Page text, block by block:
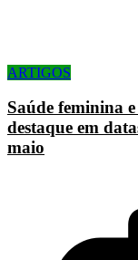
ARTIGOS
Saúde feminina
destaque em
maio